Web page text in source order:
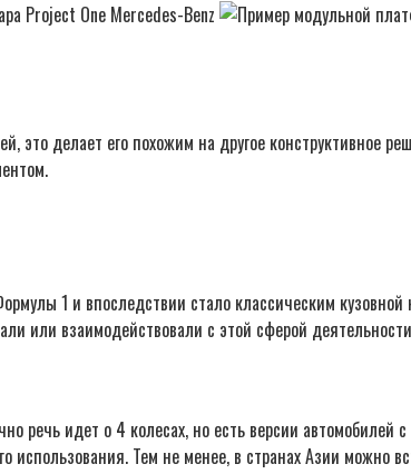
Project One Mercedes-Benz
это делает его похожим на другое конструктивное
1 и впоследствии стало классическим
или взаимодействовали с этой сферой
речь идет о 4 колесах, но есть версии
Тем не менее, в странах Азии можно